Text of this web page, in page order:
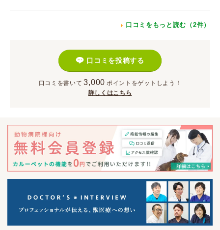
口コミをもっと読む（2件）
口コミを投稿する
口コミを書いて 3,000 ポイント をゲットしよう！
詳しくはこちら